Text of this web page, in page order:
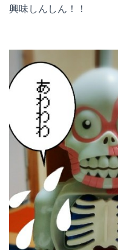
興味しんしん！！